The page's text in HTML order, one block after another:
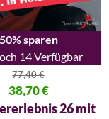
50% sparen
14 Verfügbar
77,40€
Preis war:
38,70€
Preis ist: 38,70 €.
26 mit